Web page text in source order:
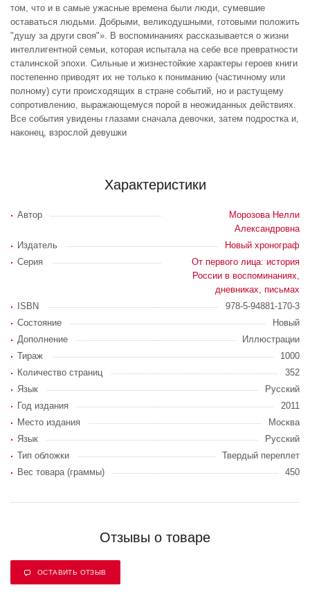
том, что и в самые ужасные времена были люди, сумевшие
оставаться людьми. Добрыми, великодушными, готовыми положить
"душу за други своя"». В воспоминаниях рассказывается о жизни
интеллигентной семьи, которая испытала на себе все превратности
сталинской эпохи. Сильные и жизнестойкие характеры героев книги
постепенно приводят их не только к пониманию (частичному или
полному) сути происходящих в стране событий, но и растущему
сопротивлению, выражающемуся порой в неожиданных действиях.
Все события увидены глазами сначала девочки, затем подростка и,
наконец, взрослой девушки
Характеристики
Автор
Морозова Нелли
Александровна
Издатель
Новый хронограф
Серия
От первого лица: история
России в воспоминаниях,
дневниках, письмах
ISBN
978-5-94881-170-3
Состояние
Новый
Дополнение
Иллюстрации
Тираж
1000
Количество страниц
352
Язык
Русский
Год издания
2011
Место издания
Москва
Язык
Русский
Тип обложки
Твердый переплет
Вес товара (граммы)
450
Отзывы о товаре
ОСТАВИТЬ ОТЗЫВ